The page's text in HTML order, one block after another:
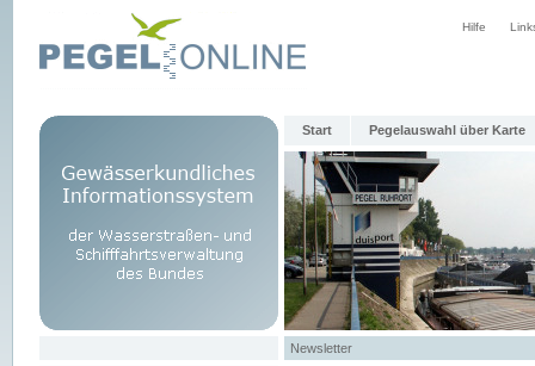
Hilfe
Start Pegelauswahl über Karte
Newsletter